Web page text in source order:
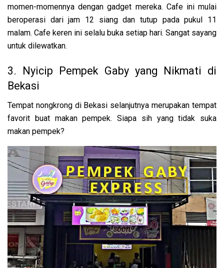
momen-momennya dengan gadget mereka. Cafe ini mulai
beroperasi dari jam 12 siang dan tutup pada pukul 11
malam. Cafe keren ini selalu buka setiap hari. Sangat sayang
untuk dilewatkan.
3. Nyicip Pempek Gaby yang Nikmati di
Bekasi
Tempat nongkrong di Bekasi selanjutnya merupakan tempat
favorit buat makan pempek. Siapa sih yang tidak suka
makan pempek?